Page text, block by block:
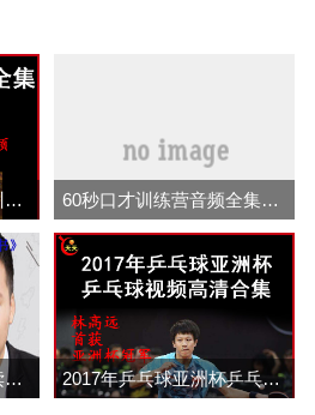
百家讲坛韩昇《中华家训》视频和音频全集百度网盘下载 60秒口才训练营音频全集百度云百度网盘下载
《大锤教你如何十倍速读一本书音频全集百度云百度网盘下载》 2017年乒乓球亚洲杯乒乓球比赛视频合集 百度网盘下载